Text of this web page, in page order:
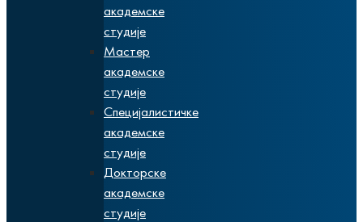
академске
студије
Мастер
академске
студије
Специјалистичке
академске
студије
Докторске
академске
студије